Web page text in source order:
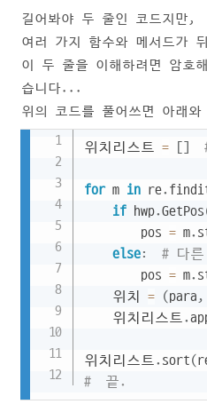
길어봐야 두 줄인 코드지만,
여러 가지 함수와 메서드가
이 두 줄을 이해하려면 암호
습니다...
위의 코드를 풀어쓰면 아래와
위치리스트 = []
for m in re.
if hwp.GetPos
        pos
= m.
else:
# 다
        pos
= m.
    위치
= (para ,
    위치리스트
.
위치리스트. sort(
#  끝.